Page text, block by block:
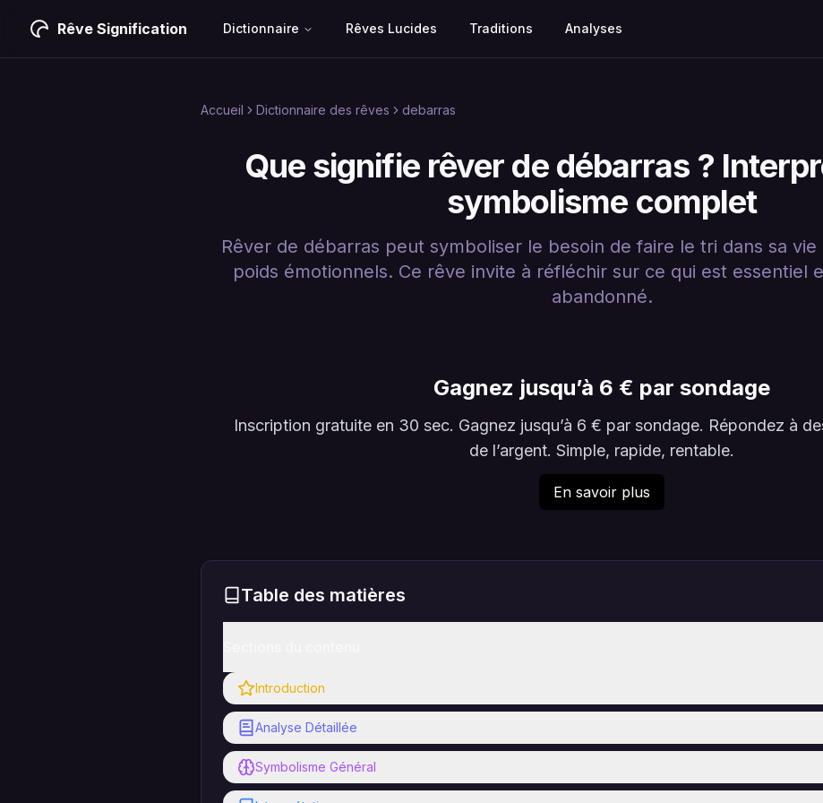
Rêve Signification Dictionnaire Rêves Lucides Traditions Analyses
Accueil Dictionnaire des rêves debarras
Que signifie rêver de débarras ?
symbolisme complet
Rêver de débarras peut symboliser le besoin de faire le tri dans sa
poids émotionnels. Ce rêve invite à réfléchir sur ce qui est essentiel
abandonné.
Gagnez jusqu’à 6 € par sondage
Inscription gratuite en 30 sec. Gagnez jusqu’à 6 € par sondage. Répondez à
de l’argent. Simple, rapide, rentable.
En savoir plus
Table des matières
Introduction
Analyse Détaillée
Symbolisme Général